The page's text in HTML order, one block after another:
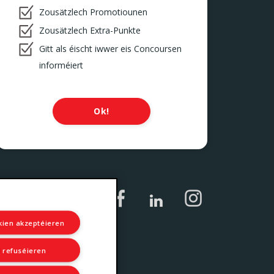
Zousätzlech Promotiounen
Zousätzlech Extra-Punkte
Gitt als éischt iwwer eis Concoursen
informéiert
Ok!
akzeptéieren
refuséieren